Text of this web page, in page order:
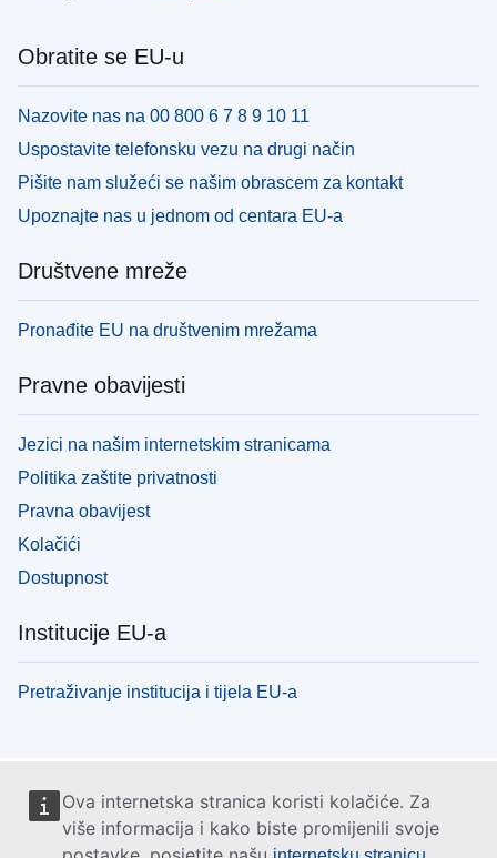
Ova internetska stranica koristi kolačiće. Za
više informacija i kako biste promijenili svoje
Obratite se EU-u
Nazovite nas na 00 800 6 7 8 9 10 11
Uspostavite telefonsku vezu na drugi način
Pišite nam služeći se našim obrascem za kontakt
Upoznajte nas u jednom od centara EU-a
Društvene mreže
Pronađite EU na društvenim mrežama
Pravne obavijesti
Jezici na našim internetskim stranicama
Politika zaštite privatnosti
Pravna obavijest
Kolačići
Dostupnost
Institucije EU-a
Pretraživanje institucija i tijela EU-a